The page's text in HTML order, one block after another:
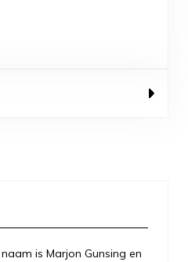
is Marjon Gunsing en